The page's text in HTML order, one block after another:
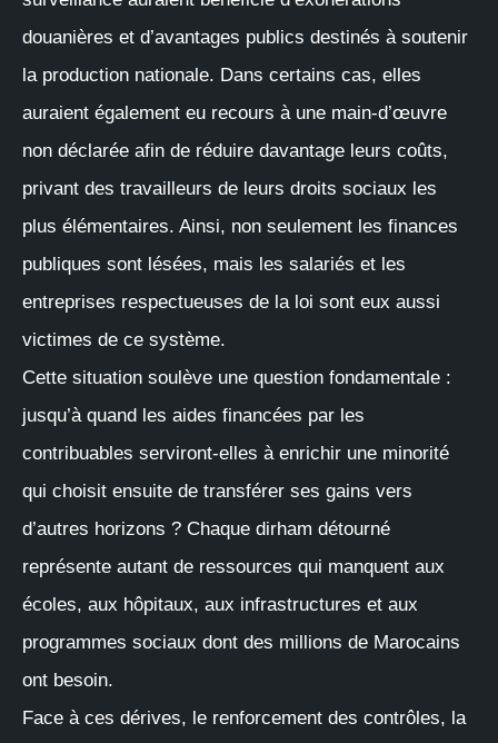
douanières et d’avantages publics destinés à soutenir
la production nationale. Dans certains cas, elles
auraient également eu recours à une main-d’œuvre
non déclarée afin de réduire davantage leurs coûts,
privant des travailleurs de leurs droits sociaux les
plus élémentaires. Ainsi, non seulement les finances
publiques sont lésées, mais les salariés et les
entreprises respectueuses de la loi sont eux aussi
victimes de ce système.
Cette situation soulève une question fondamentale :
jusqu’à quand les aides financées par les
contribuables serviront-elles à enrichir une minorité
qui choisit ensuite de transférer ses gains vers
d’autres horizons ? Chaque dirham détourné
représente autant de ressources qui manquent aux
écoles, aux hôpitaux, aux infrastructures et aux
programmes sociaux dont des millions de Marocains
ont besoin.
Face à ces dérives, le renforcement des contrôles, la